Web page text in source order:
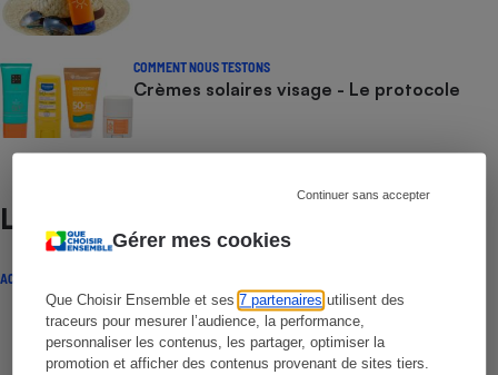
Gérer mes cookies
Que Choisir Ensemble et ses7 partenaires utilisent des
traceurs pour mesurer l’audience, la performance,
personnaliser les contenus, les partager, optimiser la
promotion et afficher des contenus provenant de sites tiers.
Continuer sans accepter
COMMENT NOUS TESTONS
Crèmes solaires visage - Le protocole
Lire aussi
ACTUALITÉ